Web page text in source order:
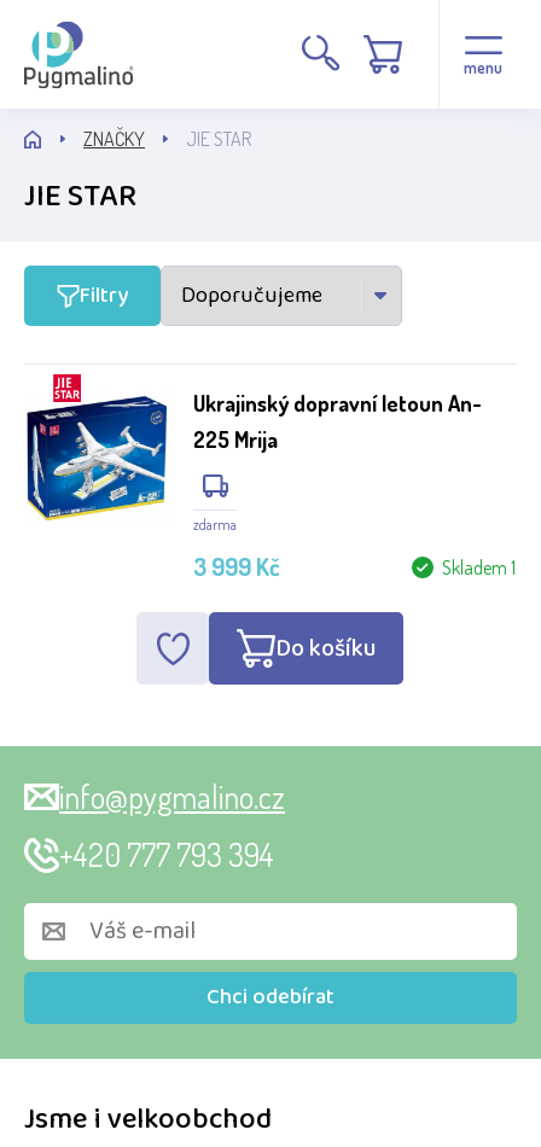
menu
Stav
Novinka
Výrobce
JIE STAR
ZNAČKY JIE STAR
JIE STAR
Filtry
Ukrajinský dopravní letoun An-
225 Mrija
zdarma
Skladem 1
3 999 Kč
Do košíku
Jsme i velkoobchod
Chci odebírat
info@pygmalino.cz
+420 777 793 394